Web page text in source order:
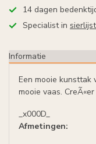
14 dagen
Specialist in
Informatie
Een mooie kunsttak
mooie vaas.
_x000D_
Afmetingen: